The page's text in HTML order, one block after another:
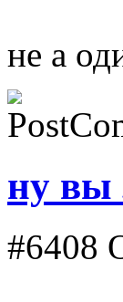
не а
ну вы
#6408